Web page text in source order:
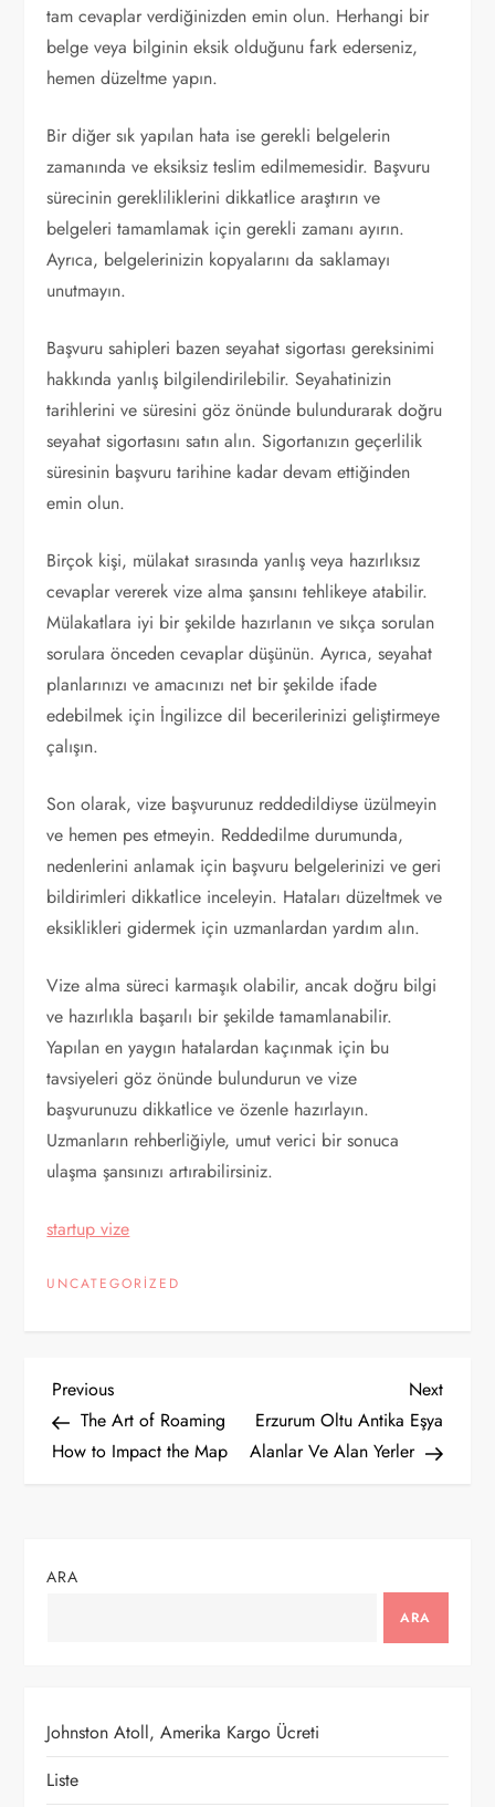
tam cevaplar verdiğinizden emin olun. Herhangi bir
belge veya bilginin eksik olduğunu fark ederseniz,
hemen düzeltme yapın.
Bir diğer sık yapılan hata ise gerekli belgelerin
zamanında ve eksiksiz teslim edilmemesidir. Başvuru
sürecinin gerekliliklerini dikkatlice araştırın ve
belgeleri tamamlamak için gerekli zamanı ayırın.
Ayrıca, belgelerinizin kopyalarını da saklamayı
unutmayın.
Başvuru sahipleri bazen seyahat sigortası gereksinimi
hakkında yanlış bilgilendirilebilir. Seyahatinizin
tarihlerini ve süresini göz önünde bulundurarak doğru
seyahat sigortasını satın alın. Sigortanızın geçerlilik
süresinin başvuru tarihine kadar devam ettiğinden
emin olun.
Birçok kişi, mülakat sırasında yanlış veya hazırlıksız
cevaplar vererek vize alma şansını tehlikeye atabilir.
Mülakatlara iyi bir şekilde hazırlanın ve sıkça sorulan
sorulara önceden cevaplar düşünün. Ayrıca, seyahat
planlarınızı ve amacınızı net bir şekilde ifade
edebilmek için İngilizce dil becerilerinizi geliştirmeye
çalışın.
Son olarak, vize başvurunuz reddedildiyse üzülmeyin
ve hemen pes etmeyin. Reddedilme durumunda,
nedenlerini anlamak için başvuru belgelerinizi ve geri
bildirimleri dikkatlice inceleyin. Hataları düzeltmek ve
eksiklikleri gidermek için uzmanlardan yardım alın.
Vize alma süreci karmaşık olabilir, ancak doğru bilgi
ve hazırlıkla başarılı bir şekilde tamamlanabilir.
Yapılan en yaygın hatalardan kaçınmak için bu
tavsiyeleri göz önünde bulundurun ve vize
başvurunuzu dikkatlice ve özenle hazırlayın.
Uzmanların rehberliğiyle, umut verici bir sonuca
ulaşma şansınızı artırabilirsiniz.
startup vize
UNCATEGORIZED
Y
a
z
i
Previous
Post
Previous
The Art of Roaming
How to Impact the Map
Next
Post
Next
Erzurum Oltu Antika Eşya
Alanlar Ve Alan Yerler
ARA
ARA
Johnston Atoll, Amerika Kargo Ücreti
Liste